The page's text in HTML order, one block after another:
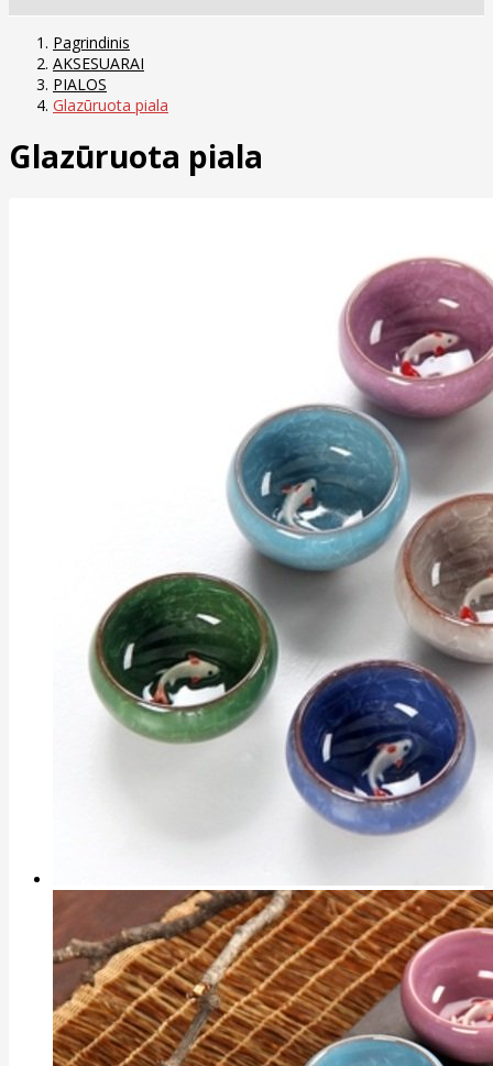
Pagrindinis
AKSESUARAI
PIALOS
Glazūruota piala
Glazūruota piala